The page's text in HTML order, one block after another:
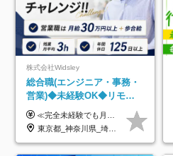
株式会社Widsley
総合職(エンジニア・事務・
営業)◆未経験OK◆リモー
トあり◆残業月3h◆服装髪
型自由
≪完全未経験でも月給40万円以上も可能です！≫ -------------- 【1】ITエンジニア 月給26万円～50万円＋プロジェクト手当＋資格手当 【2】IT事務、営業事務 月給26万円～50万円＋プロジェクト手当＋資格手当 ≪【1】【2】共通≫ ★上記給与には固定残業代20時間分(月3万719円～)を含みます。残業が超過した場合は、追加支給します(残業は月平均3時間とほぼ発生しません。残業がなくても、固定残業代は支給されます) ★試用期間6ヵ月あり（期間中は月給23万1000円～。固定残業代20時間分3万719円～を含む／超過分は別途支給） -------------- 【3】SES営業、SaaS営業 月給30万円以上＋インセンティブ＋各種手当 ★上記給与には固定残業代45時間分(月7万6967円～)を含みます。残業が超過した場合は、追加支給します(残業は月平均3時間とほぼ発生しません。残業がなくても、固定残業代は支給されます) ★試用期間6ヵ月あり(期間中も給与や福利厚生は同じです)
東京都_神奈川県_埼玉県_千葉県_大阪府_愛知県_北海道_青森県_岩手県_宮城県_秋田県_山形県_福島県_茨城県_栃木県_群馬県_新潟県_山梨県_長野県_富山県_石川県_福井県_静岡県_岐阜県_三重県_兵庫県_京都府_滋賀県_奈良県_和歌山県_広島県_岡山県_鳥取県_島根県_山口県_徳島県_香川県_愛媛県_高知県_福岡県_熊本県_佐賀県_長崎県_大分県_宮崎県_鹿児島県_沖縄県